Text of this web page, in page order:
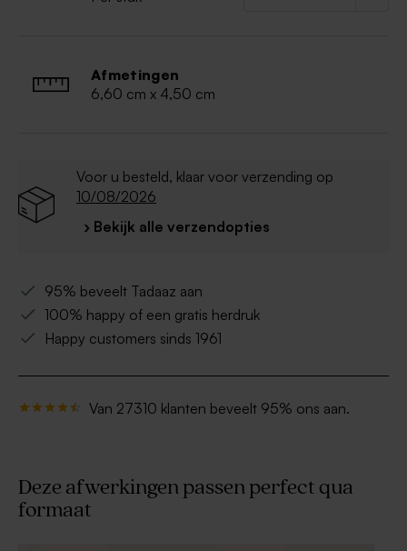
Afmetingen
6,60 cm x 4,50 cm
Voor u besteld, klaar voor verzending op
10/08/2026
› Bekijk alle verzendopties
95% beveelt Tadaaz aan
100% happy of een gratis herdruk
Happy customers sinds 1961
Van 27310 klanten beveelt 95% ons aan.
Deze afwerkingen passen perfect qua
formaat